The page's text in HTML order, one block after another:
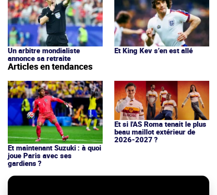
Un arbitre mondialiste
annonce sa retraite
Et King Kev s’en est allé
Articles en tendances
Et maintenant Suzuki : à quoi
joue Paris avec ses
gardiens ?
Et si l'AS Roma tenait le plus
beau maillot extérieur de
2026-2027 ?